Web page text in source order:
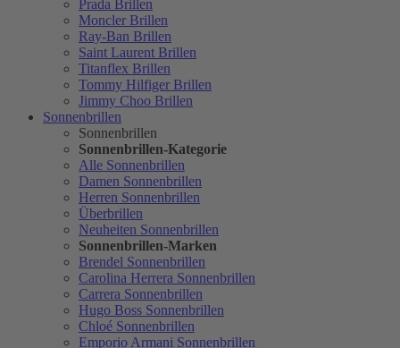
Prada Brillen
Moncler Brillen
Ray-Ban Brillen
Saint Laurent Brillen
Titanflex Brillen
Tommy Hilfiger Brillen
Jimmy Choo Brillen
Sonnenbrillen
Sonnenbrillen
Sonnenbrillen-Kategorie
Alle Sonnenbrillen
Damen Sonnenbrillen
Herren Sonnenbrillen
Überbrillen
Neuheiten Sonnenbrillen
Sonnenbrillen-Marken
Brendel Sonnenbrillen
Carolina Herrera Sonnenbrillen
Carrera Sonnenbrillen
Hugo Boss Sonnenbrillen
Chloé Sonnenbrillen
Emporio Armani Sonnenbrillen